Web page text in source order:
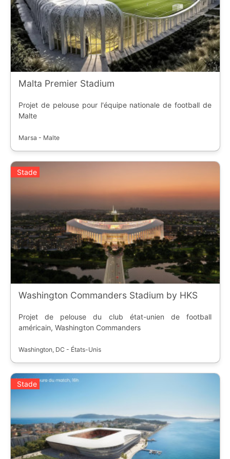
Malta Premier Stadium
Projet de pelouse pour l'équipe nationale de football de
Malte
Marsa - Malte
Stade
Washington Commanders Stadium by HKS
Projet de pelouse du club état-unien de football
américain, Washington Commanders
Washington, DC - États-Unis
Stade